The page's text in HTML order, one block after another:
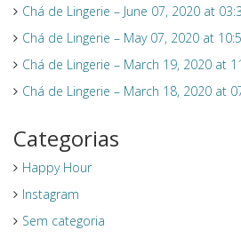
Chá de Lingerie – June 07, 2020 at
Chá de Lingerie – May 07, 2020 at
Chá de Lingerie – March 19, 2020 at
Chá de Lingerie – March 18, 2020 at
Categorias
Happy Hour
Instagram
Sem categoria